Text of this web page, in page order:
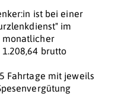
ist bei einer
im
monatlicher
brutto
Fahrtage mit jeweils